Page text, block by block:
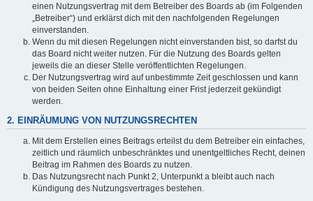
einen Nutzungsvertrag mit dem Betreiber des Boards ab (im Folgenden
„Betreiber“) und erklärst dich mit den nachfolgenden Regelungen
einverstanden.
Wenn du mit diesen Regelungen nicht einverstanden bist, so darfst du
das Board nicht weiter nutzen. Für die Nutzung des Boards gelten
jeweils die an dieser Stelle veröffentlichten Regelungen.
Der Nutzungsvertrag wird auf unbestimmte Zeit geschlossen und kann
von beiden Seiten ohne Einhaltung einer Frist jederzeit gekündigt
werden.
2. EINRÄUMUNG VON NUTZUNGSRECHTEN
Mit dem Erstellen eines Beitrags erteilst du dem Betreiber ein einfaches,
zeitlich und räumlich unbeschränktes und unentgeltliches Recht, deinen
Beitrag im Rahmen des Boards zu nutzen.
Das Nutzungsrecht nach Punkt 2, Unterpunkt a bleibt auch nach
Kündigung des Nutzungsvertrages bestehen.